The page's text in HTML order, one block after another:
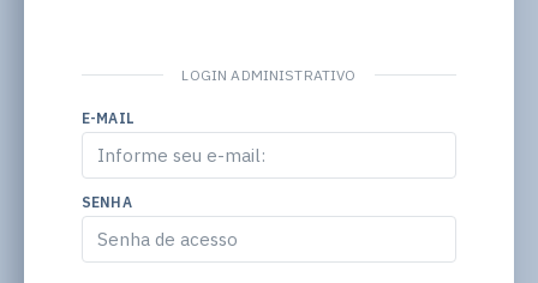
LOGIN ADMINISTRATIVO
E-MAIL
SENHA